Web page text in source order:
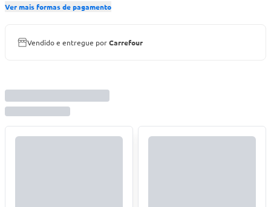
Ver mais formas de pagamento
Vendido e entregue porCarrefour